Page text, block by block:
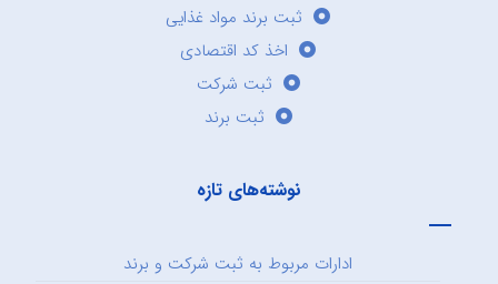
ثبت برند مواد غذایی
اخذ کد اقتصادی
ثبت شرکت
ثبت برند
نوشته‌های تازه
ادارات مربوط به ثبت شرکت و برند